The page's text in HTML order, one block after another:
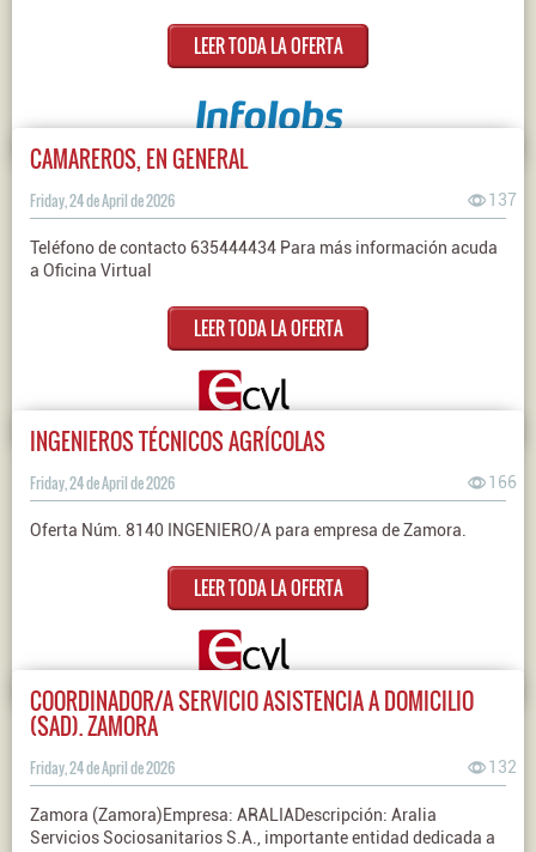
LEER TODA LA OFERTA
CAMAREROS, EN GENERAL
Friday, 24 de April de 2026 137
Teléfono de contacto 635444434 Para más información acuda
a Oficina Virtual
LEER TODA LA OFERTA
INGENIEROS TÉCNICOS AGRÍCOLAS
Friday, 24 de April de 2026 166
Oferta Núm. 8140 INGENIERO/A para empresa de Zamora.
LEER TODA LA OFERTA
COORDINADOR/A SERVICIO ASISTENCIA A DOMICILIO
(SAD). ZAMORA
Friday, 24 de April de 2026 132
Zamora (Zamora)Empresa: ARALIADescripción: Aralia
Servicios Sociosanitarios S.A., importante entidad dedicada a